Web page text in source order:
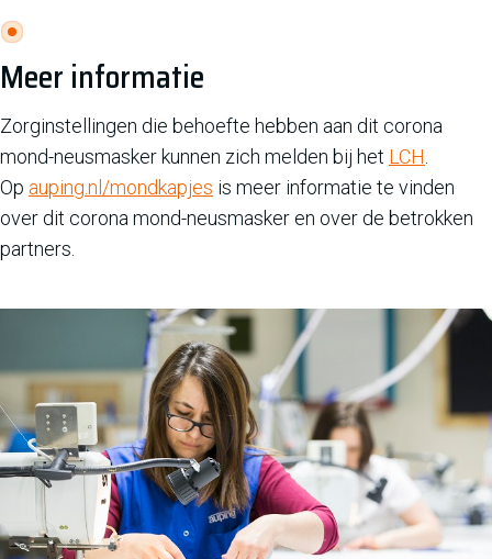
Meer informatie
Zorginstellingen die behoefte hebben aan dit corona
mond-neusmasker kunnen zich melden bij het LCH.
Op auping.nl/mondkapjes is meer informatie te vinden
over dit corona mond-neusmasker en over de betrokken
partners.